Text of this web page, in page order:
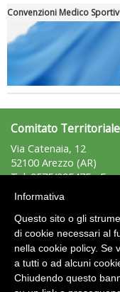
Tiziano Pesce a Radio
Ddl Lobby, Uisp: “Il
Convenzioni Medico
Comitato
Via Catenaia, 12
52100 Arezzo (AR)
Tel: 0575/295475 -
e-mail:arezzo@uisp.it
P.Iva: 01389860519
Area Riservata 2.0
Informativa
Questo sito o gli
di cookie necessari al
nella cookie policy. Se
a tutti o ad alcuni
Chiudendo questo